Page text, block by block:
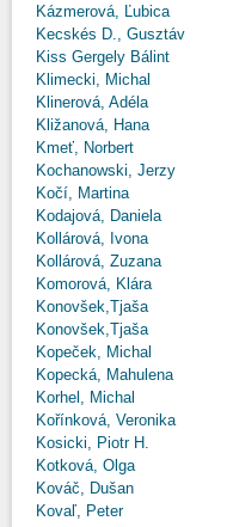
Kázmerová, Ľubica
Kecskés D., Gusztáv
Kiss Gergely Bálint
Klimecki, Michal
Klinerová, Adéla
Kližanová, Hana
Kmeť, Norbert
Kochanowski, Jerzy
Kočí, Martina
Kodajová, Daniela
Kollárová, Ivona
Kollárová, Zuzana
Komorová, Klára
Konovšek,Tjaša
Konovšek,Tjaša
Kopeček, Michal
Kopecká, Mahulena
Korhel, Michal
Kořínková, Veronika
Kosicki, Piotr H.
Kotková, Olga
Kováč, Dušan
Kovaľ, Peter